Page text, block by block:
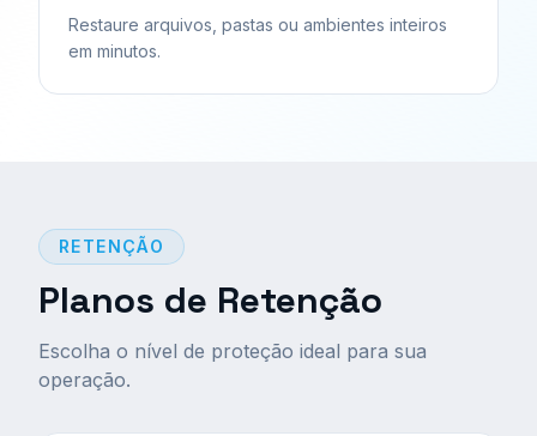
Restaure arquivos, pastas ou ambientes inteiros
em minutos.
RETENÇÃO
Planos de Retenção
Escolha o nível de proteção ideal para sua
operação.